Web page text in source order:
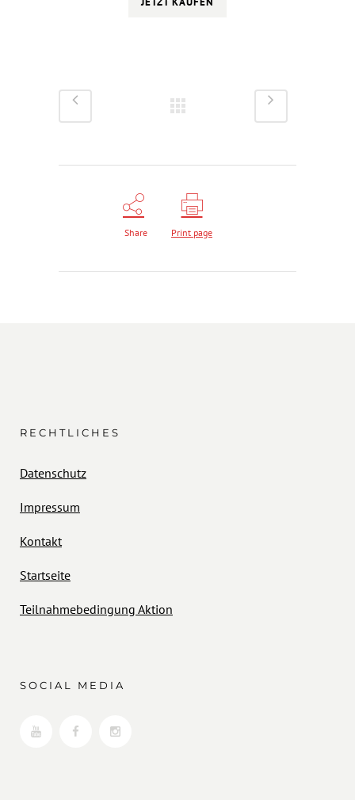
Share Print page
RECHTLICHES
Datenschutz
Impressum
Kontakt
Startseite
Teilnahmebedingung Aktion
SOCIAL MEDIA